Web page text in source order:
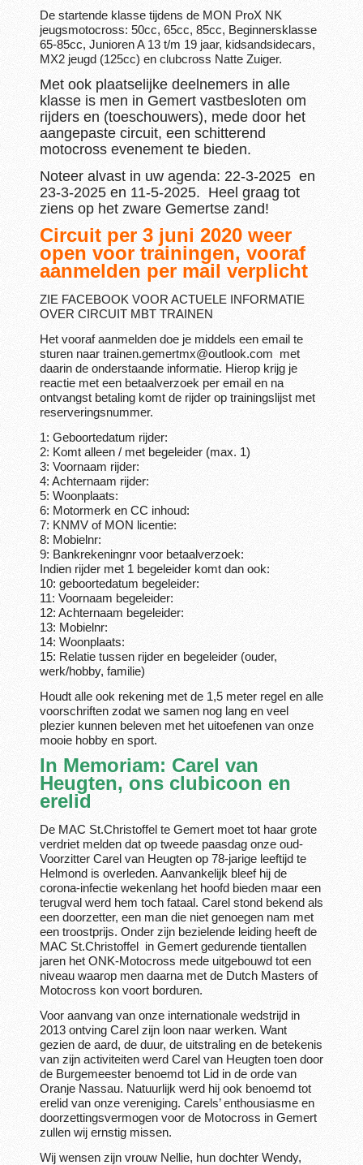
De startende klasse tijdens de MON ProX NK
jeugsmotocross: 50cc, 65cc, 85cc, Beginnersklasse
65-85cc, Junioren A 13 t/m 19 jaar, kidsandsidecars,
MX2 jeugd (125cc) en clubcross Natte Zuiger.
Met ook plaatselijke deelnemers in alle
klasse is men in Gemert vastbesloten om
rijders en (toeschouwers), mede door het
aangepaste circuit, een schitterend
motocross evenement te bieden.
Noteer alvast in uw agenda: 22-3-2025 en
23-3-2025 en 11-5-2025. Heel graag tot
ziens op het zware Gemertse zand!
Circuit per 3 juni 2020 weer
open voor trainingen, vooraf
aanmelden per mail verplicht
ZIE FACEBOOK VOOR ACTUELE INFORMATIE
OVER CIRCUIT MBT TRAINEN
Het vooraf aanmelden doe je middels een email te
sturen naar trainen.gemertmx@outlook.com met
daarin de onderstaande informatie. Hierop krijg je
reactie met een betaalverzoek per email en na
ontvangst betaling komt de rijder op trainingslijst met
reserveringsnummer.
1: Geboortedatum rijder:
2: Komt alleen / met begeleider (max. 1)
3: Voornaam rijder:
4: Achternaam rijder:
5: Woonplaats:
6: Motormerk en CC inhoud:
7: KNMV of MON licentie:
8: Mobielnr:
9: Bankrekeningnr voor betaalverzoek:
Indien rijder met 1 begeleider komt dan ook:
10: geboortedatum begeleider:
11: Voornaam begeleider:
12: Achternaam begeleider:
13: Mobielnr:
14: Woonplaats:
15: Relatie tussen rijder en begeleider (ouder,
werk/hobby, familie)
Houdt alle ook rekening met de 1,5 meter regel en alle
voorschriften zodat we samen nog lang en veel
plezier kunnen beleven met het uitoefenen van onze
mooie hobby en sport.
In Memoriam: Carel van
Heugten, ons clubicoon en
erelid
De MAC St.Christoffel te Gemert moet tot haar grote
verdriet melden dat op tweede paasdag onze oud-
Voorzitter Carel van Heugten op 78-jarige leeftijd te
Helmond is overleden. Aanvankelijk bleef hij de
corona-infectie wekenlang het hoofd bieden maar een
terugval werd hem toch fataal. Carel stond bekend als
een doorzetter, een man die niet genoegen nam met
een troostprijs. Onder zijn bezielende leiding heeft de
MAC St.Christoffel in Gemert gedurende tientallen
jaren het ONK-Motocross mede uitgebouwd tot een
niveau waarop men daarna met de Dutch Masters of
Motocross kon voort borduren.
Voor aanvang van onze internationale wedstrijd in
2013 ontving Carel zijn loon naar werken. Want
gezien de aard, de duur, de uitstraling en de betekenis
van zijn activiteiten werd Carel van Heugten toen door
de Burgemeester benoemd tot Lid in de orde van
Oranje Nassau. Natuurlijk werd hij ook benoemd tot
erelid van onze vereniging. Carels’ enthousiasme en
doorzettingsvermogen voor de Motocross in Gemert
zullen wij ernstig missen.
Wij wensen zijn vrouw Nellie, hun dochter Wendy,